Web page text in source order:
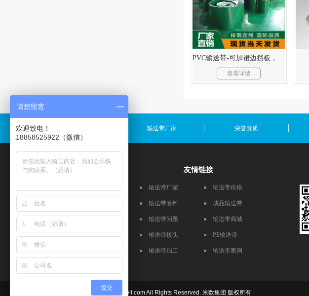
PVC输送带-可加裙边挡板，按需剪裁。
查看详情
输送带厂家 荣誉资质
产品推荐
砂光机皮带
友情链接
● 输送带厂家 ● 输送带价格
● 输送带卷料 ● 成品输送带
● 输送带问题 ● 输送带商城
● 输送带接头 ● PE输送带
● 输送带加工 ● 输送带案例
Copyright © 2026 mioubelt.com All Rights Reserved. 米欧集团 版权所有
请您留言
欢迎致电！
18858525922（微信）
提交